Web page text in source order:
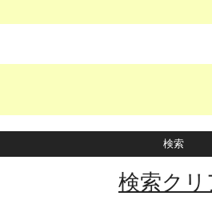
検索クリ